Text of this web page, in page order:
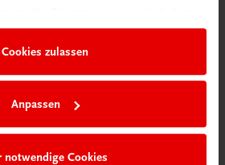
Cookies zulassen
Anpassen
notwendige Cookies